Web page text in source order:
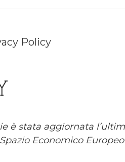
Policy
è stata aggiornata
Economico Europeo